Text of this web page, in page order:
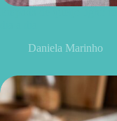
Daniela Marinho